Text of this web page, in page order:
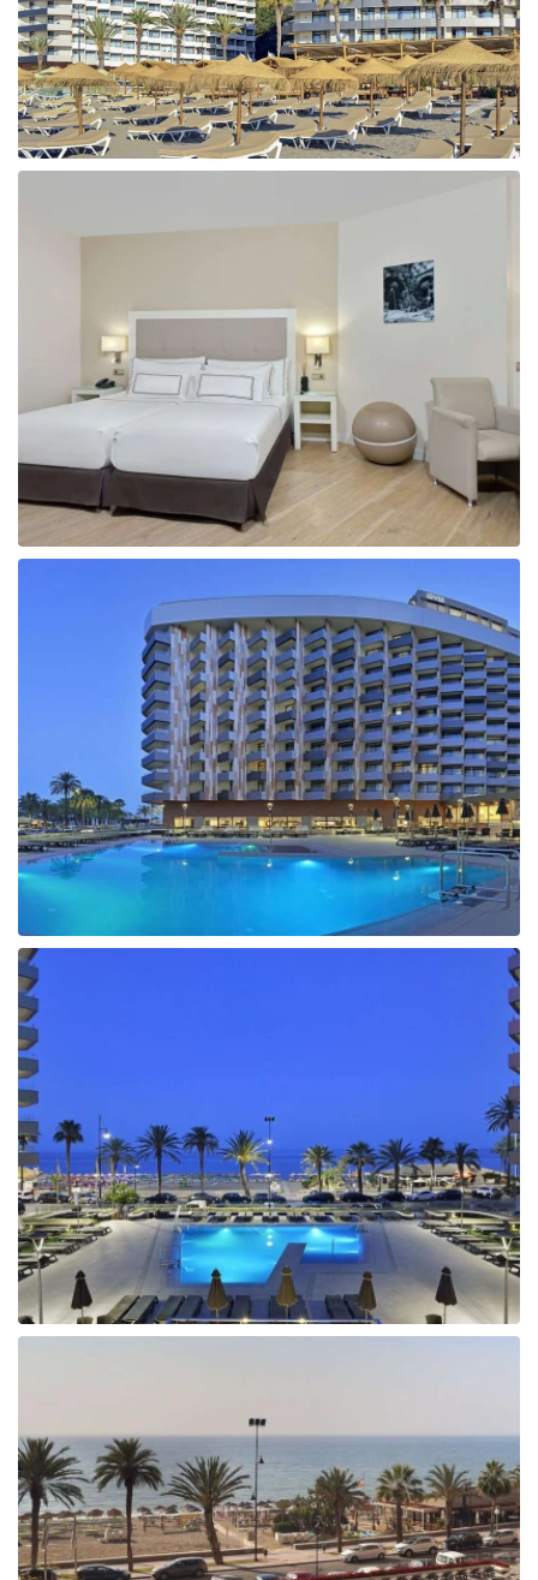
Taizeme
Turcija
Apvienotie Arābu Emirāti
Itālija
Tanzānija
Bulgārija
Melnkalne
Šrilanka
Tunisija